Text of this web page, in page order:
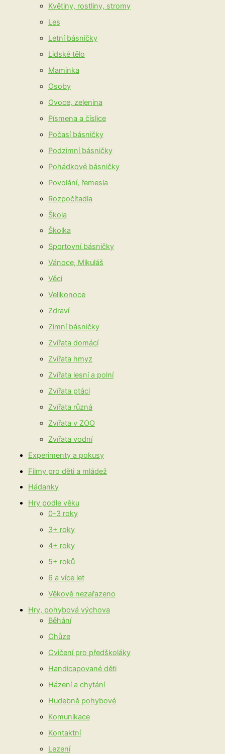
Květiny, rostliny, stromy
Les
Letní básničky
Lidské tělo
Maminka
Osoby
Ovoce, zelenina
Písmena a číslice
Počasí básničky
Podzimní básničky
Pohádkové básničky
Povolání, řemesla
Rozpočítadla
Škola
Školka
Sportovní básničky
Vánoce, Mikuláš
Věci
Velikonoce
Zdraví
Zimní básničky
Zvířata domácí
Zvířata hmyz
Zvířata lesní a polní
Zvířata ptáci
Zvířata různá
Zvířata v ZOO
Zvířata vodní
Experimenty a pokusy
Filmy pro děti a mládež
Hádanky
Hry podle věku
0-3 roky
3+ roky
4+ roky
5+ roků
6 a více let
Věkově nezařazeno
Hry, pohybová výchova
Běhání
Chůze
Cvičení pro předškoláky
Handicapované děti
Házení a chytání
Hudebně pohybové
Komunikace
Kontaktní
Lezení